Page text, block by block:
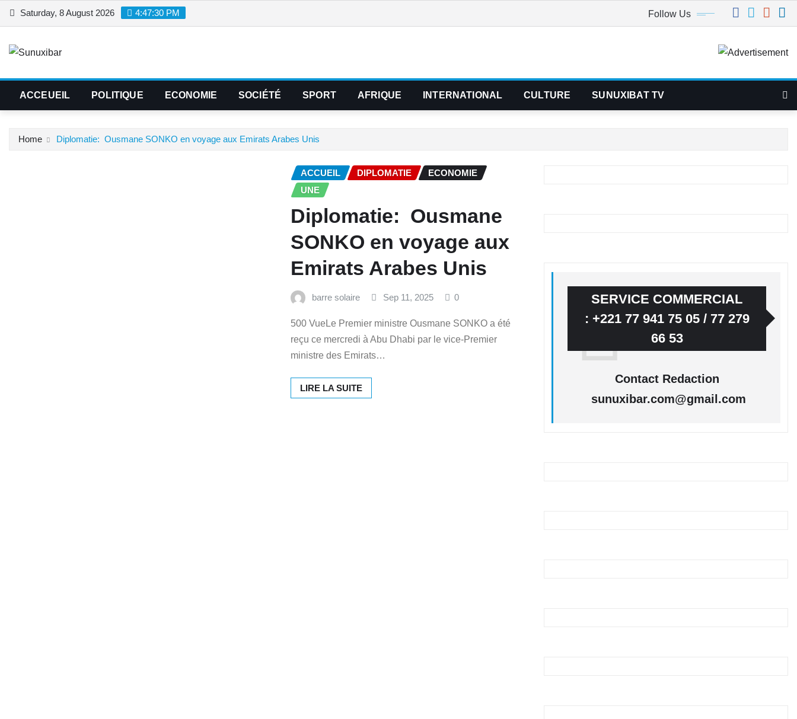
Skip
Saturday, 8 August 2026 4:47:31 PM Follow Us
ACCEUEIL POLITIQUE ECONOMIE SOCIÉTÉ SPORT AFRIQUE INTERNATIONAL CULTURE SUNUXIBAT TV
Home ‎Diplomatie: Ousmane SONKO en voyage aux Emirats Arabes Unis‎
ACCUEIL DIPLOMATIE
ECONOMIE
UNE
‎Diplomatie: Ousmane
SONKO en voyage aux
Emirats Arabes Unis‎
barre solaire Sep 11, 2025 0
500 VueLe Premier ministre Ousmane SONKO a été
reçu ce mercredi à Abu Dhabi par le vice-Premier
ministre des Emirats…
LIRE LA SUITE
SERVICE COMMERCIAL
: +221 77 941 75 05 / 77 279
66 53
Contact Redaction
sunuxibar.com@gmail.com